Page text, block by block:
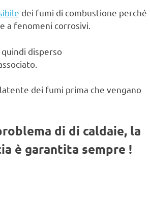
dei fumi di combustione perché
a fenomeni corrosivi.
disperso
dei fumi prima che vengano
di di caldaie, la
è garantita sempre !